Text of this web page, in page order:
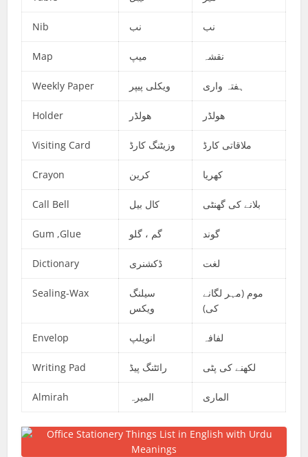
Nib نب نب
Map میپ نقشہ
Weekly Paper ویکلی پیپر ہفتہ واری
Holder ھولڈر ھولڈر
Visiting Card وزیٹنگ کارڈ ملاقاتی کارڈ
Crayon کرین کھریا
Call Bell کال بیل بلانے کی گھنٹی
Gum ,Glue گم ، گلو گوند
Dictionary ڈکشنری لغت
Sealing-Wax
سیلنگ
ویکس
موم (مہر لگانے
کی)
Envelop انویلپ لفافہ
Writing Pad رائٹنگ پیڈ لکھنے کی پٹی
Almirah المیرہ الماری